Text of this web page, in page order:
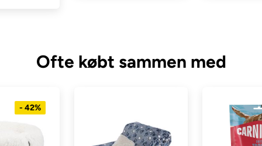
Ofte købt sammen med
- 42%